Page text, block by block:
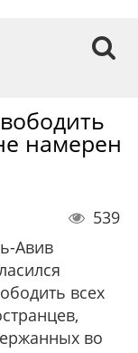
намерен
539
Авив
всех
во